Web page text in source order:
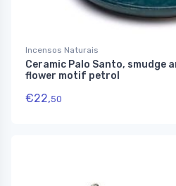
Incensos Naturais
Ceramic Palo Santo, smudge
flower motif petrol
€22,50